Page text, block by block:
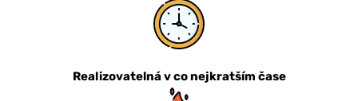
Realizovatelná v co nejkratším čase